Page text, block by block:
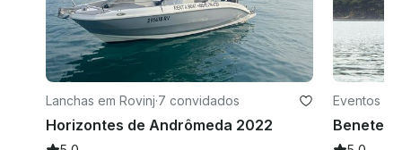
Lanchas em Rovinj·7 convidados
Horizontes de Andrômeda 2022
Eventos